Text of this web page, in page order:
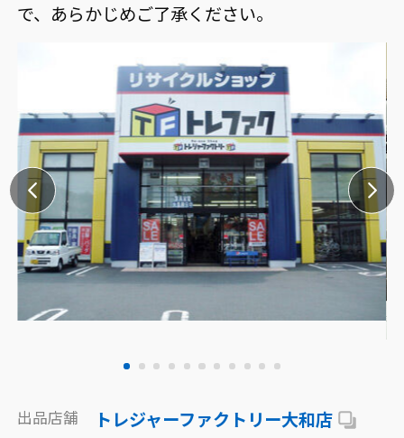
で、あらかじめご了承ください。
出品店舗 トレジャーファクトリー大和店